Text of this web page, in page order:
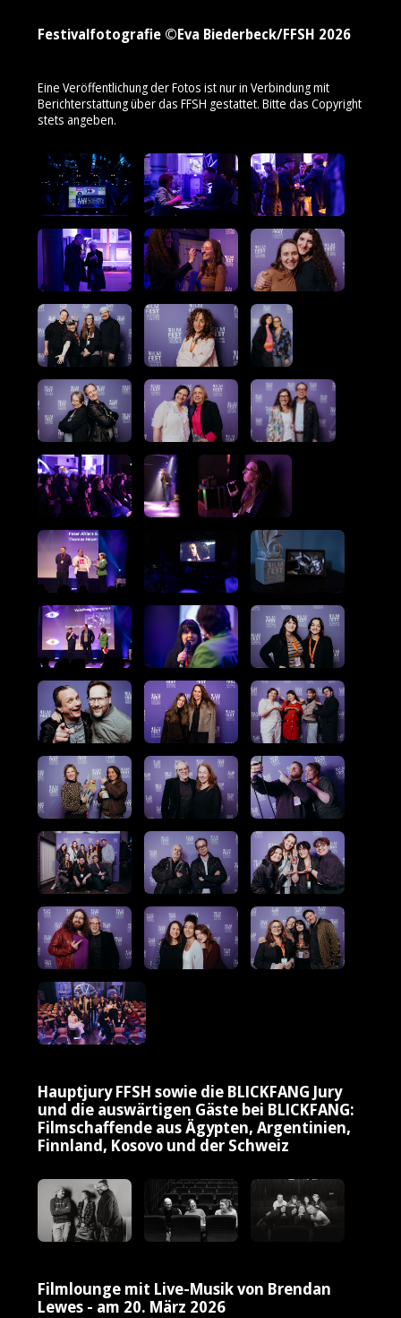
Festivalfotografie ©Eva Biederbeck/FFSH 2026
Eine Veröffentlichung der Fotos ist nur in Verbindung mit
Berichterstattung über das FFSH gestattet. Bitte das Copyright
stets angeben.
Hauptjury FFSH sowie die BLICKFANG Jury
und die auswärtigen Gäste bei BLICKFANG:
Filmschaffende aus Ägypten, Argentinien,
Finnland, Kosovo und der Schweiz
Filmlounge mit Live-Musik von Brendan
Lewes - am 20. März 2026